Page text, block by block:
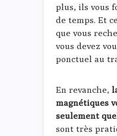
plus, ils vous
de temps. Et
que vous
vous devez
ponctuel au
En revanche,
magnétiques
seulement
sont très